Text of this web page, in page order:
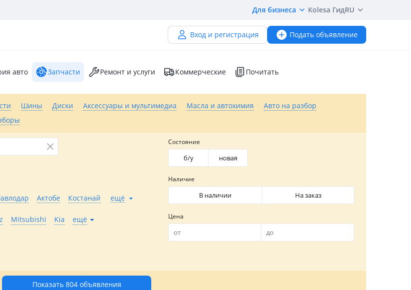
Для бизнеса Kolesa ГидRU
Вход и регистрация Подать объявление
авто Запчасти Ремонт и услуги Коммерческие Почитать
Шины Диски Аксессуары и мультимедиа Масла и автохимия
Авто на разбор
Актобе Костанай ещё
Mitsubishi Kia ещё
Состояние
б/y новая
Наличие
В наличии На заказ
Цена
Показать 804 объявления